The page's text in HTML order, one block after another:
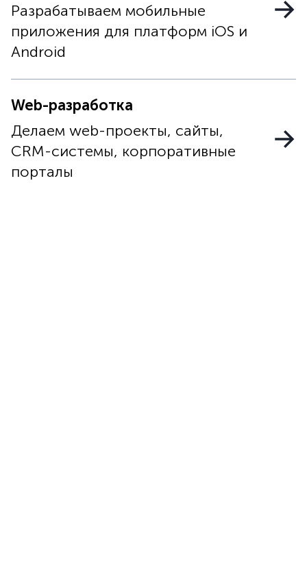
Разрабатываем мобильные
приложения для платформ iOS и
Android
Web-разработка
Делаем web-проекты, сайты,
CRM-системы, корпоративные
порталы